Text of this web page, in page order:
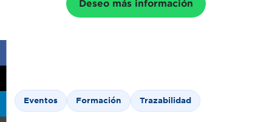
Deseo más información
Eventos Formación Trazabilidad